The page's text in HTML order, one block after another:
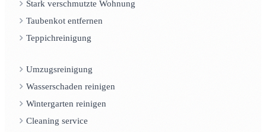
Stark verschmutzte Wohnung
Taubenkot entfernen
Teppichreinigung
Umzugsreinigung
Wasserschaden reinigen
Wintergarten reinigen
Cleaning service